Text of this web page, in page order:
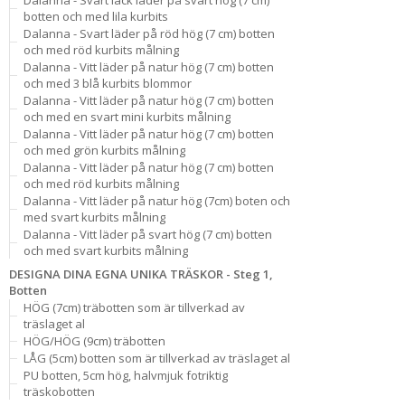
botten och med lila kurbits
Dalanna - Svart läder på röd hög (7 cm) botten
och med röd kurbits målning
Dalanna - Vitt läder på natur hög (7 cm) botten
och med 3 blå kurbits blommor
Dalanna - Vitt läder på natur hög (7 cm) botten
och med en svart mini kurbits målning
Dalanna - Vitt läder på natur hög (7 cm) botten
och med grön kurbits målning
Dalanna - Vitt läder på natur hög (7 cm) botten
och med röd kurbits målning
Dalanna - Vitt läder på natur hög (7cm) boten och
med svart kurbits målning
Dalanna - Vitt läder på svart hög (7 cm) botten
och med svart kurbits målning
DESIGNA DINA EGNA UNIKA TRÄSKOR - Steg 1,
Botten
HÖG (7cm) träbotten som är tillverkad av
träslaget al
HÖG/HÖG (9cm) träbotten
LÅG (5cm) botten som är tillverkad av träslaget al
PU botten, 5cm hög, halvmjuk fotriktig
träskobotten